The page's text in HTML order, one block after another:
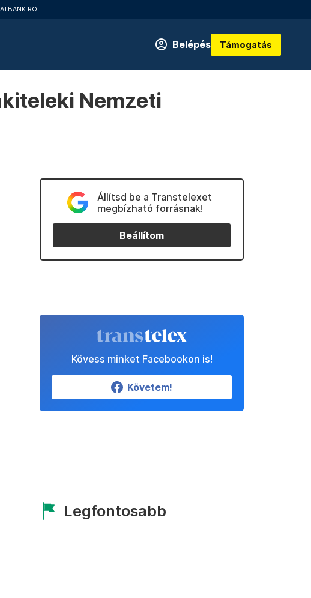
Belépés Támogatás
Nemzeti
Állítsd be a Transtelexet
megbízható forrásnak!
Beállítom
Kövess minket Facebookon is!
Követem!
Legfontosabb